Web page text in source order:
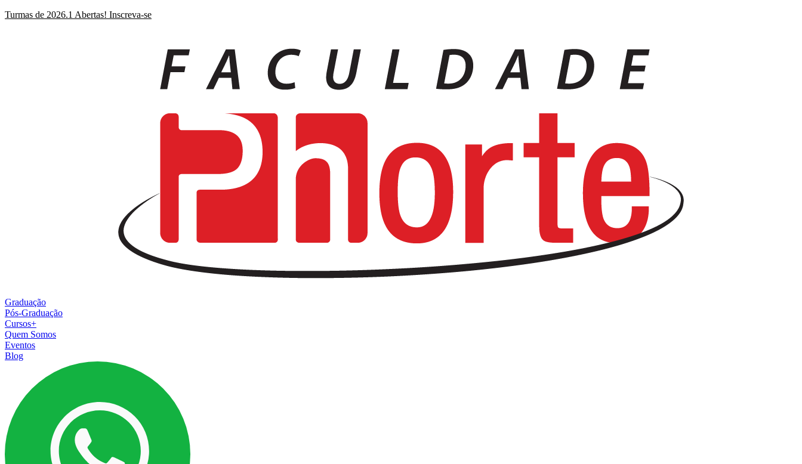
Ir
Turmas de 2026.1 Abertas! Inscreva-se
Graduação
Pós-Graduação
Cursos+
Quem Somos
Eventos
Blog